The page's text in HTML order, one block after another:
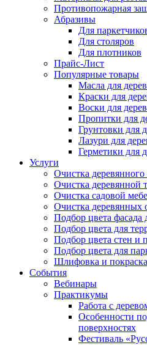
Противопожарная
Абразивы
Для
Для столяров
Для плотников
Прайс-Лист
Популярные товары
Масла для
Краски для
Воски для
Пропитки для
Грунтовки для
Лазури для
Герметики для
Услуги
Очистка деревянного
Очистка деревянной
Очистка садовой
Очистка деревянных
Подбор цвета фасада
Подбор цвета для
Подбор цвета стен и
Подбор цвета для
Шлифовка и
События
Вебинары
Практикумы
Работа с
Особенности
поверхностях
Фестиваль